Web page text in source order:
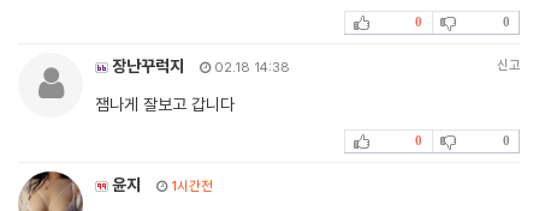
0 0
장난꾸럭지 02.18 14:38 신고
잼나게 잘보고 갑니다
0 0
윤지 1시간전